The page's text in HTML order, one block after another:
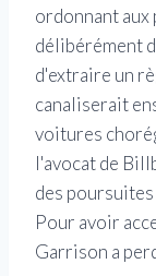
ordonnant
délibérément
d'extraire un
canaliserait
voitures
l'avocat de
des
Pour avoir
Garrison a